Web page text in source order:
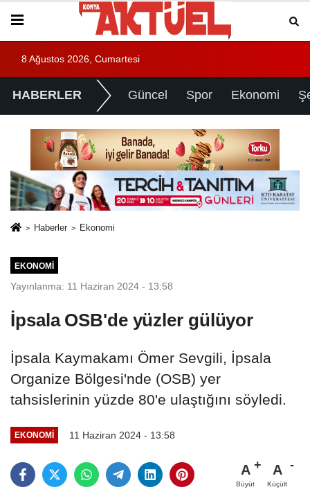
8 Ağustos 2026, Cumartesi
HABERLER Güncel Spor Ekonomi
Haberler Ekonomi
EKONOMI
Yayınlanma: 11 Haziran 2024 - 13:58
İpsala OSB'de yüzler gülüyor
İpsala Kaymakamı Ömer Sevgili, İpsala
Organize Bölgesi'nde (OSB) yer
tahsislerinin yüzde 80'e ulaştığını söyledi.
EKONOMI 11 Haziran 2024 - 13:58
A
Büyüt
A
Küçült